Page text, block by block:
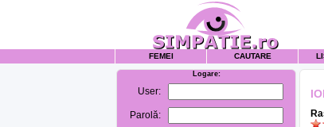
FEMEI CAUTARE
Logare:
User:
Parolă: